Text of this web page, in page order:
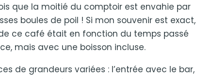
que la moitié du comptoir est envahie par
boules de poil ! Si mon souvenir est exact,
ce café était en fonction du temps passé
mais avec une boisson incluse.
de grandeurs variées : l’entrée avec le bar,